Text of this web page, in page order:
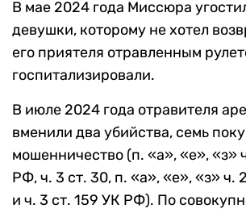
В мае 2024 года Миссюра
девушки, которому не хотел
его приятеля отравленным
госпитализировали.
В июле 2024 года отравителя
вменили два убийства, семь
мошенничество (п. «а», «е», «з»
РФ, ч. 3 ст. 30, п. «а», «е», «з» ч.
и ч. 3 ст. 159 УК РФ). По